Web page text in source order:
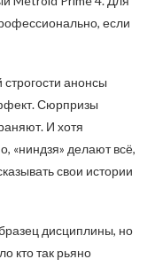
если
анонсы
Сюрпризы
И хотя
«ниндзя» делают всё,
свои истории
дисциплины, но
кто так рьяно